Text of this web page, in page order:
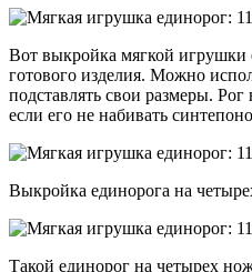
Вот выкройка мягкой
готового изделия. Можно
подставлять свои размеры.
если его не набивать
Выкройка единорога на
Такой единорог на четырех